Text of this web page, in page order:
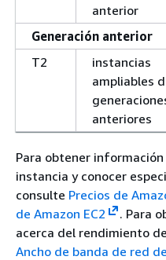
anterior
Generación anterior
T2
instancias
ampliables
anteriores
Para obtener
instancia y conocer
consulte Precios de
de Amazon EC2
. Para
acerca del rendimiento
Ancho de banda de red